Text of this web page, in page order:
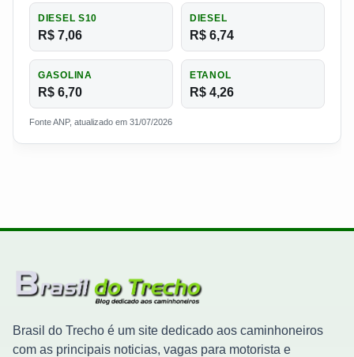
DIESEL S10
R$ 7,06
DIESEL
R$ 6,74
GASOLINA
R$ 6,70
ETANOL
R$ 4,26
Fonte ANP, atualizado em 31/07/2026
Brasil do Trecho é um site dedicado aos caminhoneiros
com as principais noticias, vagas para motorista e